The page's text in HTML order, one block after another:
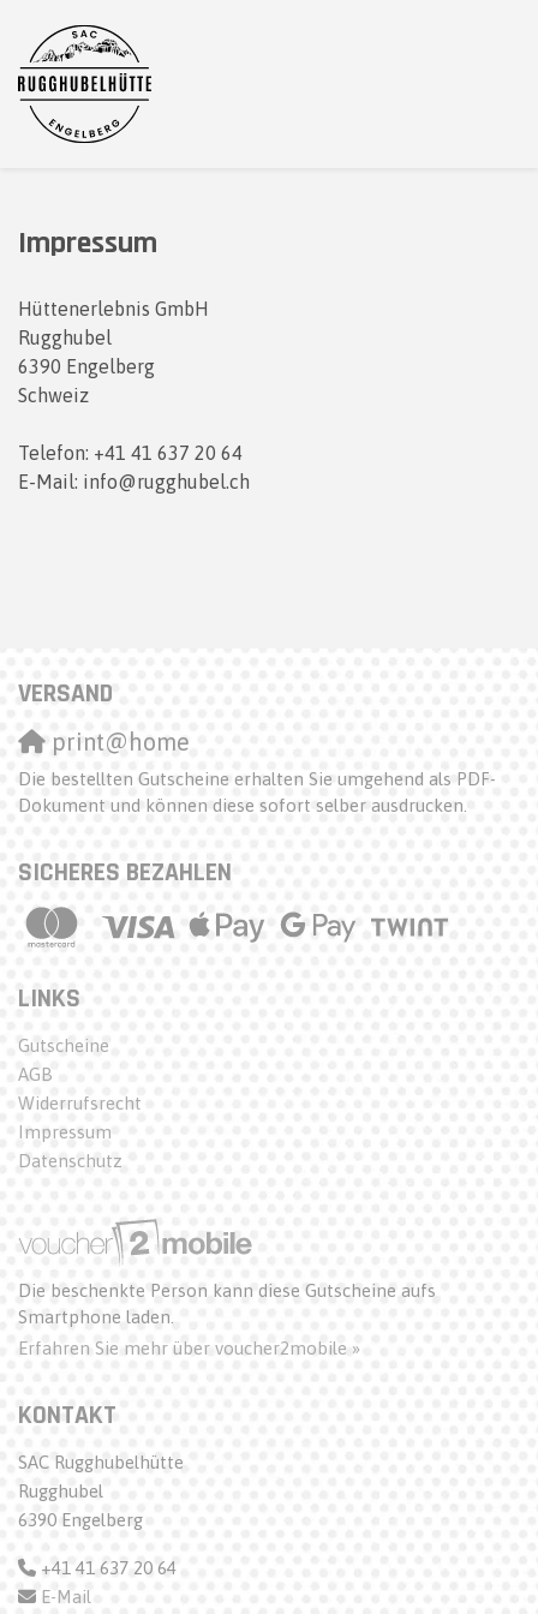
Impressum
Hüttenerlebnis GmbH
Rugghubel
6390 Engelberg
Schweiz
Telefon: +41 41 637 20 64
E-Mail: info@rugghubel.ch
VERSAND
print@home
Die bestellten Gutscheine erhalten Sie umgehend als PDF-
Dokument und können diese sofort selber ausdrucken.
SICHERES BEZAHLEN
LINKS
Gutscheine
AGB
Widerrufsrecht
Impressum
Datenschutz
Die beschenkte Person kann diese Gutscheine aufs
Smartphone laden.
Erfahren Sie mehr über voucher2mobile »
KONTAKT
SAC Rugghubelhütte
Rugghubel
6390 Engelberg
+41 41 637 20 64
E-Mail